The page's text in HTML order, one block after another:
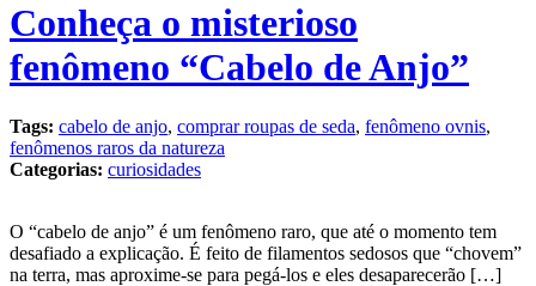
Conheça o misterioso
fenômeno “Cabelo de Anjo”
Tags: cabelo de anjo, comprar roupas de seda, fenômeno ovnis,
fenômenos raros da natureza
Categorias: curiosidades
O “cabelo de anjo” é um fenômeno raro, que até o momento tem
desafiado a explicação. É feito de filamentos sedosos que “chovem”
na terra, mas aproxime-se para pegá-los e eles desaparecerão […]